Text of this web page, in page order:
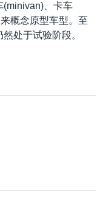
(minivan)、卡车
概念原型车型。至
处于试验阶段。